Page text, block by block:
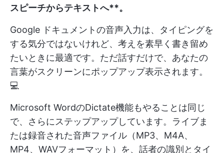
スピーチからテキストへ**。
Google ドキュメントの音声入力は、タイピングを
する気分ではないけれど、考えを素早く書き留め
たいときに最適です。ただ話すだけで、あなたの
言葉がスクリーンにポップアップ表示されます。
💻
Microsoft WordのDictate機能もやることは同じ
で、さらにステップアップしています。ライブま
たは録音された音声ファイル（MP3、M4A、
MP4、WAVフォーマット）を、話者の識別とタイ